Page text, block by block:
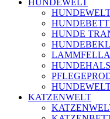
HUNDEWELT
HUNDEWELT
HUNDE
HUNDEWELT
KATZENWELT